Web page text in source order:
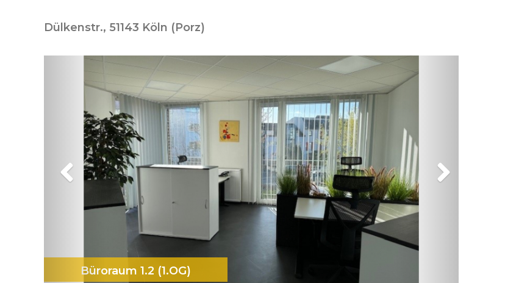
Dülkenstr., 51143 Köln (Porz)
Büroraum 1.2 (1.OG)